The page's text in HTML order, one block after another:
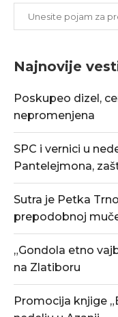
Najnovije
Poskupeo dizel,
nepromenjena
SPC i vernici u
Pantelejmona,
Sutra je Petka
prepodobnoj
„Gondola etno
na Zlatiboru
Promocija knjige